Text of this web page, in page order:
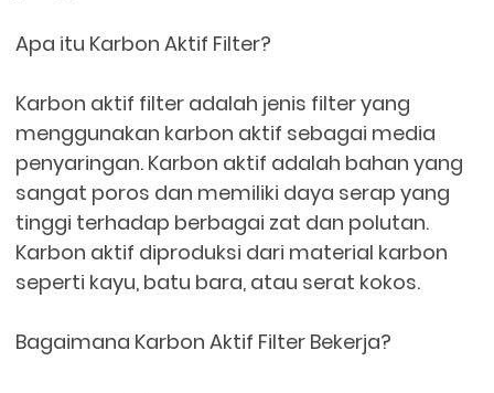
Apa itu Karbon Aktif Filter?
Karbon aktif filter adalah jenis filter yang
menggunakan karbon aktif sebagai media
penyaringan. Karbon aktif adalah bahan yang
sangat poros dan memiliki daya serap yang
tinggi terhadap berbagai zat dan polutan.
Karbon aktif diproduksi dari material karbon
seperti kayu, batu bara, atau serat kokos.
Bagaimana Karbon Aktif Filter Bekerja?